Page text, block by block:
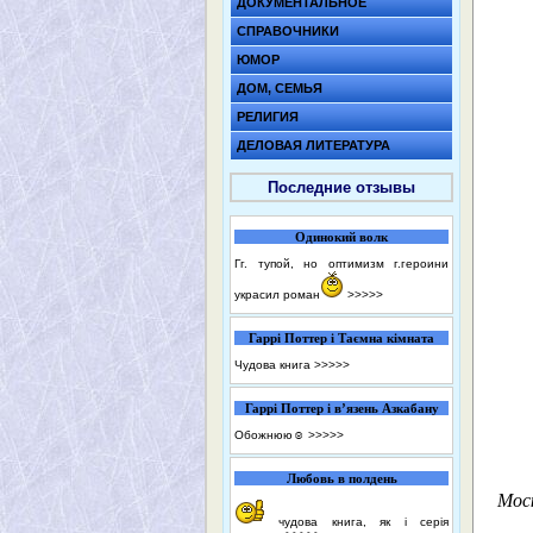
СПРАВОЧНИКИ
ЮМОР
ДОМ, СЕМЬЯ
РЕЛИГИЯ
ДЕЛОВАЯ ЛИТЕРАТУРА
Последние отзывы
Одинокий волк
Гг. тупой, но оптимизм г.героини
украсил роман >>>>>
Гаррі Поттер і Таємна кімната
Чудова книга >>>>>
Гаррі Поттер і в’язень Азкабану
Обожнюю☺️ >>>>>
Любовь в полдень
чудова книга, як і серія